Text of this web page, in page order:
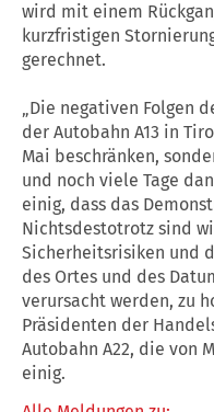
wird mit einem
kurzfristigen
gerechnet.
„Die negativen Folgen
der Autobahn A13 in
Mai beschränken,
und noch viele Tage
einig, dass das
Nichtsdestotrotz sind
Sicherheitsrisiken und
des Ortes und des
verursacht werden, zu
Präsidenten der
Autobahn A22, die von
einig.